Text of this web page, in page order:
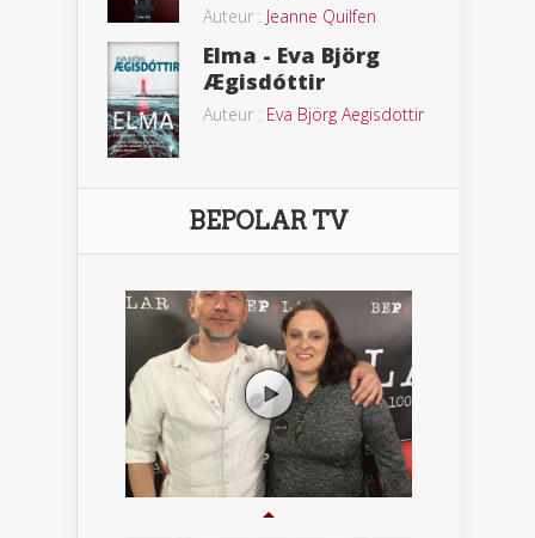
Auteur : Jeanne Quilfen
Elma - Eva Björg
Ægisdóttir
Auteur : Eva Björg Aegisdottir
BEPOLAR TV